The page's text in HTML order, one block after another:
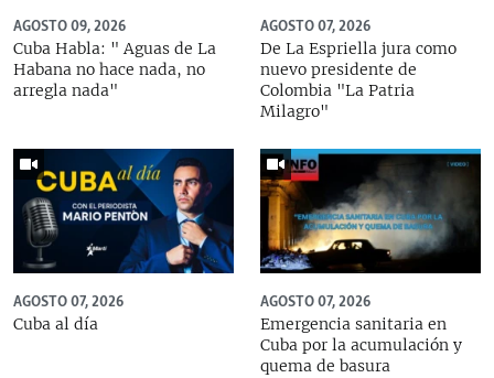
AGOSTO 09, 2026
Cuba Habla: " Aguas de La
Habana no hace nada, no
arregla nada"
AGOSTO 07, 2026
De La Espriella jura como
nuevo presidente de
Colombia "La Patria
Milagro"
AGOSTO 07, 2026
Cuba al día
AGOSTO 07, 2026
Emergencia sanitaria en
Cuba por la acumulación y
quema de basura